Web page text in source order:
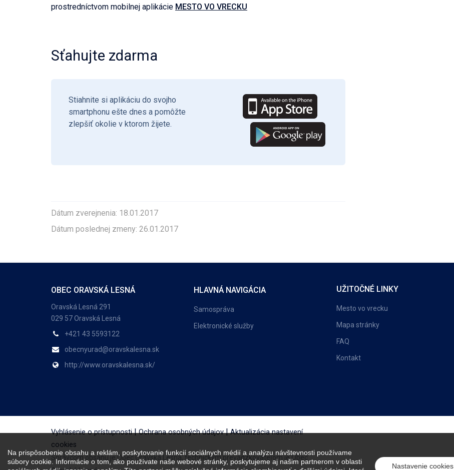
Na prispôsobenie obsahu a reklám, poskytovanie funkcií sociálnych médií a analýzu návštevnosti používame
súbory cookie. Informácie o tom, ako používate naše webové stránky, poskytujeme aj našim partnerom v oblasti
Nastavenie cookies
prostredníctvom mobilnej aplikácie MESTO VO VRECKU
Sťahujte zdarma
Stiahnite si aplikáciu do svojho
smartphonu ešte dnes a pomôžte
zlepšiť okolie v ktorom žijete.
Dátum zverejnenia: 18.01.2017
Dátum poslednej zmeny: 26.01.2017
OBEC ORAVSKÁ LESNÁ
Oravská Lesná 291
029 57 Oravská Lesná
+421 43 5593122
obecnyurad@oravskalesna.sk
http://www.oravskalesna.sk/
HLAVNÁ NAVIGÁCIA
Samospráva
Elektronické služby
UŽITOČNÉ LINKY
Mesto vo vrecku
Mapa stránky
FAQ
Kontakt
Vyhlásenie o prístupnosti|Ochrana osobných údajov|Aktualizácia nastavení
cookies
Správcom obsahu je Obec Oravská Lesná, technickým prevádzkovateľom je Obec